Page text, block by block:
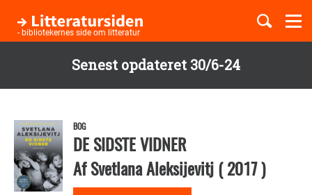
Senest opdateret 30/6-24
hovedindhold
- bibliotekernes side om litteratur
Børnebøger
Temaer
BOG
DE SIDSTE VIDNER
AfSvetlana Aleksijevitj(2017)